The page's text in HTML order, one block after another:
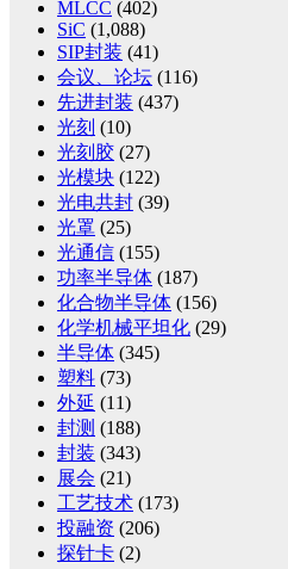
MLCC (402)
SiC (1,088)
SIP封装 (41)
会议、论坛 (116)
先进封装 (437)
光刻 (10)
光刻胶 (27)
光模块 (122)
光电共封 (39)
光罩 (25)
光通信 (155)
功率半导体 (187)
化合物半导体 (156)
化学机械平坦化 (29)
半导体 (345)
塑料 (73)
外延 (11)
封测 (188)
封装 (343)
展会 (21)
工艺技术 (173)
投融资 (206)
探针卡 (2)